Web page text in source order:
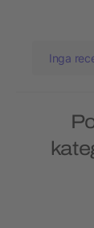
Inga